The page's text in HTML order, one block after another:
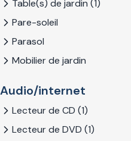
Table(s) de jardin (1)
Pare-soleil
Parasol
Mobilier de jardin
Audio/internet
Lecteur de CD (1)
Lecteur de DVD (1)